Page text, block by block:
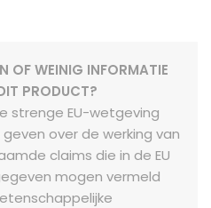
OF WEINIG INFORMATIE
PRODUCT?
strenge EU-wetgeving
over de werking van
claims die in de EU
mogen vermeld